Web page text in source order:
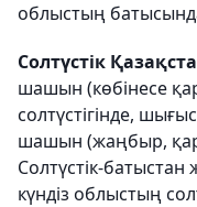
облыстың
Солтүстік
шашын (көбінесе
солтүстігінде,
шашын (жаңбыр, қар)
Солтүстік-
күндіз облыстың